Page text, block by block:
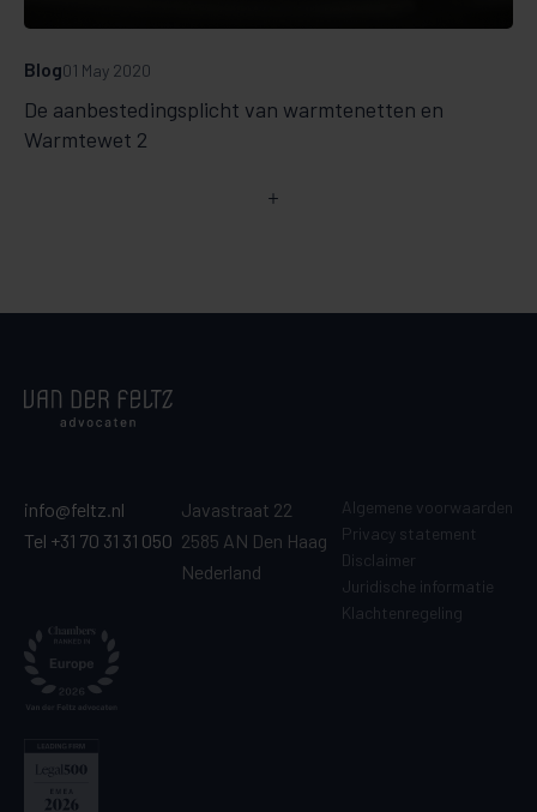
De aanbestedingsplicht van warmtenetten en
Warmtewet 2
Blog01 May 2020
info@feltz.nl
Tel +31 70 31 31 050
Javastraat 22
2585 AN Den Haag
Nederland
Algemene voorwaarden
Privacy statement
Disclaimer
Juridische informatie
Klachtenregeling